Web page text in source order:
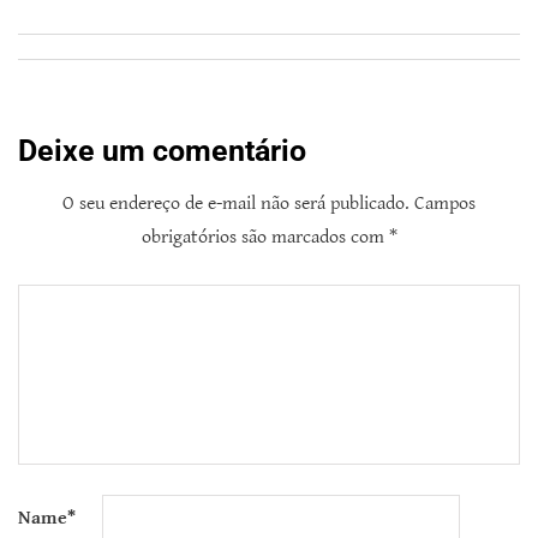
Deixe um comentário
O seu endereço de e-mail não será publicado. Campos
obrigatórios são marcados com *
Name*